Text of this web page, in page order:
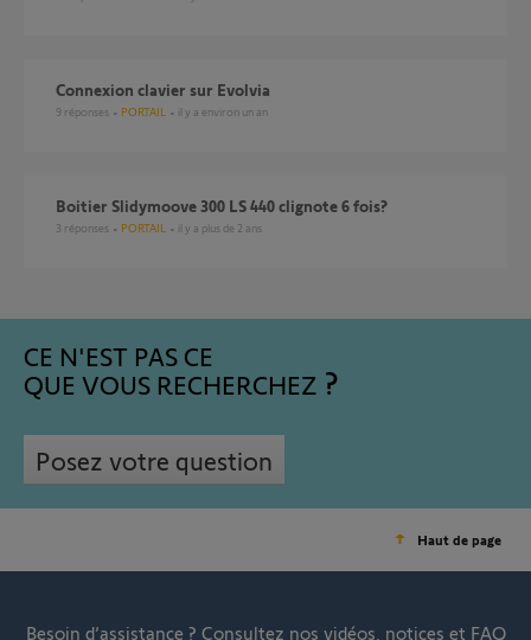
Connexion clavier sur Evolvia
9 réponses PORTAIL il y a environ un an
Boitier Slidymoove 300 LS 440 clignote 6 fois?
3 réponses PORTAIL il y a plus de 2 ans
CE N'EST PAS CE
QUE VOUS RECHERCHEZ
Posez votre question
Haut de page
Besoin d’assistance ? Consultez nos vidéos, notices et FAQ